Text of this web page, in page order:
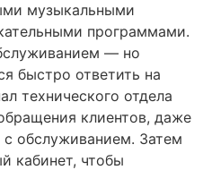
музыкальными
программами.
— но
быстро ответить на
технического отдела
клиентов, даже
обслуживанием. Затем
кабинет, чтобы